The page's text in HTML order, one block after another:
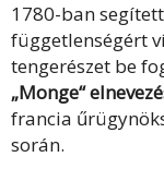
1780-ban
függetlenségért
tengerészet be
„Monge“
francia
során.